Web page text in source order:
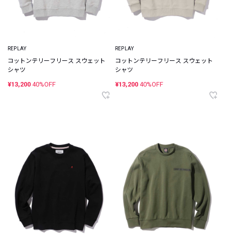
REPLAY
コットンテリーフリース スウェット
シャツ
¥13,200 40%OFF
REPLAY
コットンテリーフリース スウェット
シャツ
¥13,200 40%OFF